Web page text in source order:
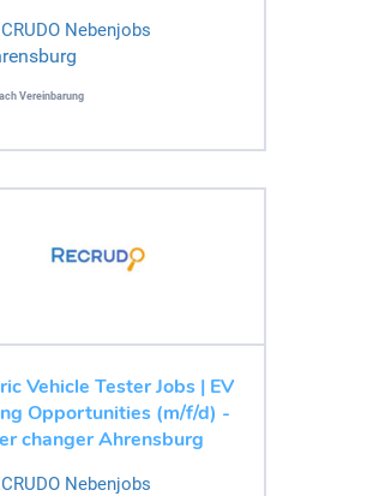
Nebenjobs
Vereinbarung
Vehicle Tester Jobs | EV
Opportunities (m/f/d) -
changer Ahrensburg
Nebenjobs